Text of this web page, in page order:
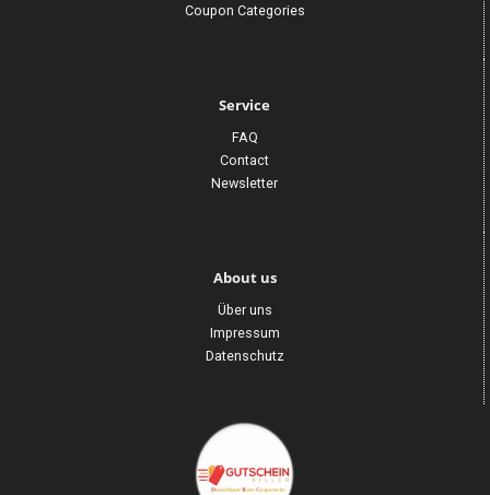
Coupon Categories
Service
FAQ
Contact
Newsletter
About us
Über uns
Impressum
Datenschutz